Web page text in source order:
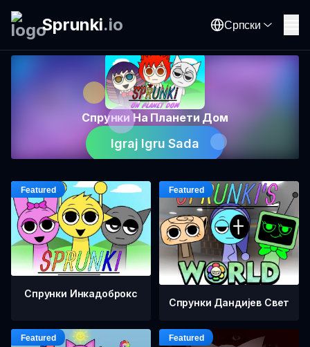
Sprunki.io Српски
Спрунки На Планети Дом
Igraj Igru Sada
Спрунки Инкадоброкс
Спрунки Дандијев Свет